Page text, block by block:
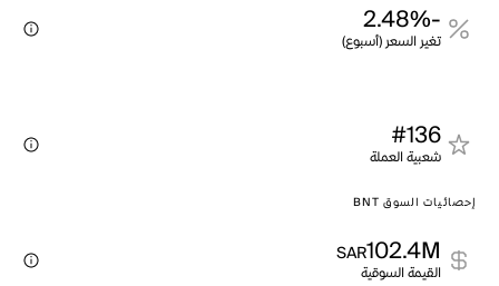
-2.48%
تغير السعر (أسبوع)
#136
شعبية العملة
إحصائيات السوق BNT
102.4M
SAR
القيمة السوقية